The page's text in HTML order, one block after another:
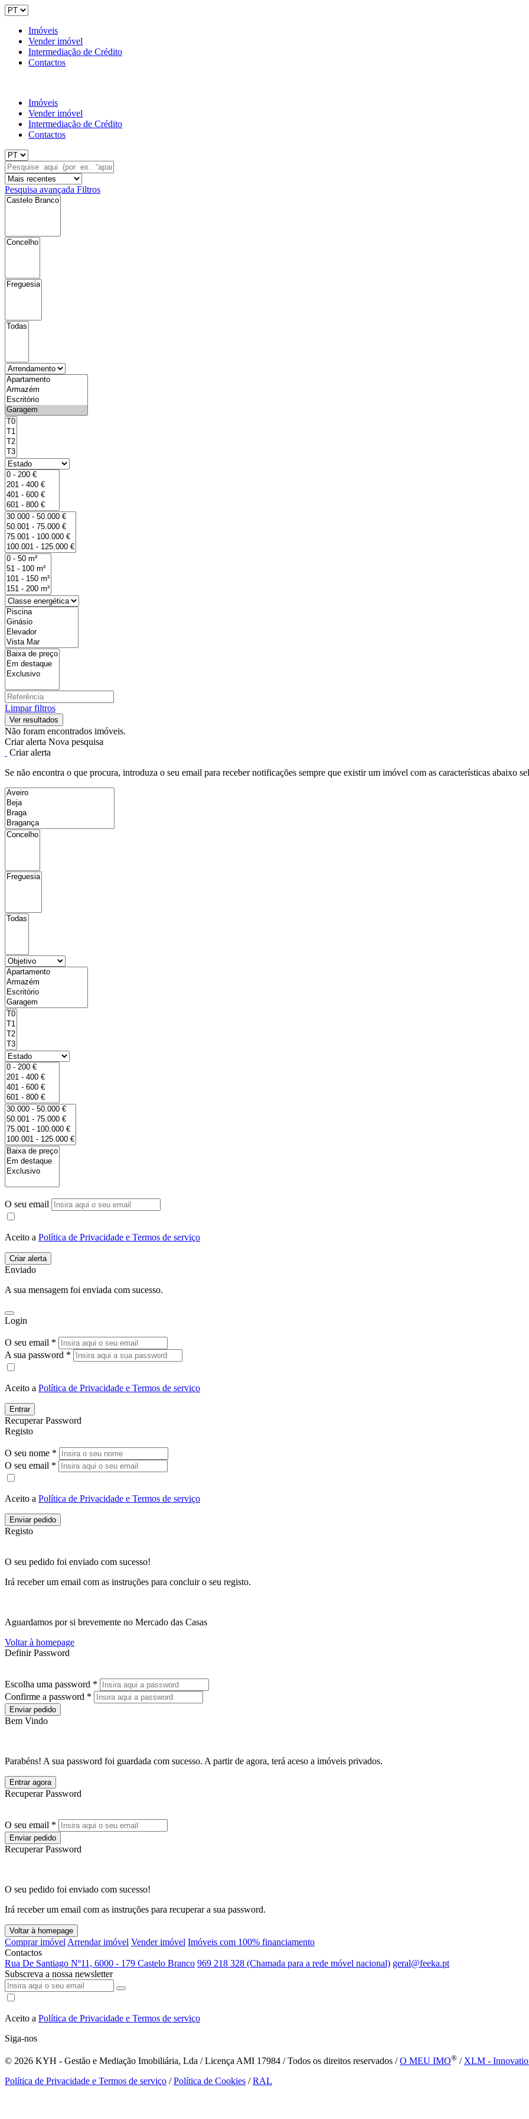
Imóveis
Vender imóvel
Intermediação de Crédito
Contactos
Imóveis
Vender imóvel
Intermediação de Crédito
Contactos
Pesquisa avançada Filtros
Limpar filtros
Não foram encontrados imóveis.
Criar alerta Nova pesquisa
Criar alerta
Se não encontra o que procura, introduza o seu email para receber notificações sempre que existir um imóvel com as características abaixo
O seu email
Aceito a Política de Privacidade e Termos de serviço
Enviado
A sua mensagem foi enviada com sucesso.
Login
O seu email *
A sua password *
Aceito a Política de Privacidade e Termos de serviço
Entrar
Recuperar Password
Registo
O seu nome *
O seu email *
Aceito a Política de Privacidade e Termos de serviço
Enviar pedido
Registo
O seu pedido foi enviado com sucesso!
Irá receber um email com as instruções para concluir o seu registo.
Aguardamos por si brevemente no Mercado das Casas
Voltar à homepage
Definir Password
Escolha uma password *
Confirme a password *
Enviar pedido
Bem Vindo
Parabéns! A sua password foi guardada com sucesso. A partir de agora, terá aceso a imóveis privados.
Entrar agora
Recuperar Password
O seu email *
Enviar pedido
Recuperar Password
O seu pedido foi enviado com sucesso!
Irá receber um email com as instruções para recuperar a sua password.
Voltar à homepage
Comprar imóvel Arrendar imóvel Vender imóvel Imóveis com 100% financiamento
Contactos
Rua De Santiago Nº11, 6000 - 179 Castelo Branco 969 218 328 (Chamada para a rede móvel nacional) geral@feeka.pt
Subscreva a nossa newsletter
Aceito a Política de Privacidade e Termos de serviço
Siga-nos
© 2026 KYH - Gestão e Mediação Imobiliária, Lda / Licença AMI 17984 / Todos os direitos reservados /O MEU IMO® / XLM -
Política de Privacidade e Termos de serviço /Política de Cookies /RAL